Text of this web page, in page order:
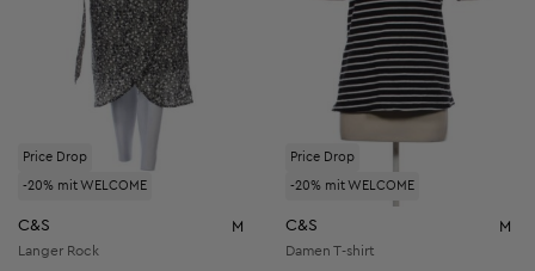
Price Drop
-20% mit WELCOME
C&S M
Langer Rock
Price Drop
-20% mit WELCOME
C&S M
Damen T-shirt